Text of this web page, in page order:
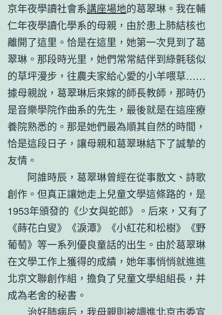
京年夜學讀社會系講座場地的葛翠琳。我在輔
仁年夜學讀化學系的母親，由於患上肺結核也
離開了這里。恰是在這里，她第一次見到了葛
翠琳。那段時光里，她們常常結伴到綠氈毯似
的草坪漫步，往農夫家給心愛的小羊喂草……
據母親說，葛翠琳后來嫁的師長教師，那時仍
是音樂學院作曲系的先生，最後就是在這座療
養院熟悉的。那是她們最為順其自然的時間，
恰是這段日子，讓母親和葛翠琳結下了誠摯的
友情。
阿誰時辰，葛翠琳曾經在從事散文、詩歌
創作。但真正讓她走上兒童文學這條路的，是
1953年頒發的《少女與蛇郎》。后來，又有了
《蒔花白叟》《淚潭》《小紅花和松樹》《野
葡萄》等一系列優良童話的出生。由於葛翠琳
在文學工作上獲得的成績，她年事悄悄就進進
北京文聯創作組，擔負了兒童文學組組長，并
成為老舍的秘書。
治好肺病后，我母親則被調進北京市委宣